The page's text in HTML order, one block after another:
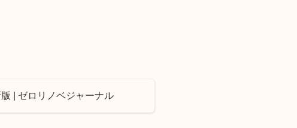
| ゼロリノベジャーナル